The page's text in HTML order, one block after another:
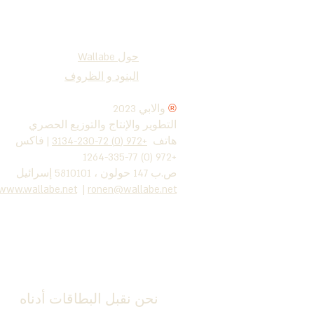
حول Wallabe
البنود و الظروف
2023 والابي ®
التطوير والإنتاج والتوزيع الحصري
هاتف +972 (0) 72-230-3134
| فاكس
+972 (0) 77-335-1264
ص.ب 147 حولون ، 5810101 إسرائيل
| ronen@wallabe.net
نحن نقبل البطاقات أدناه